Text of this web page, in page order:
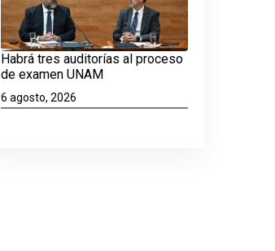
Habrá tres auditorías al proceso
de examen UNAM
6 agosto, 2026